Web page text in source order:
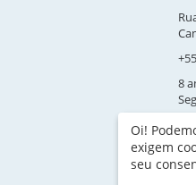
8
Oi!
exigem
seu